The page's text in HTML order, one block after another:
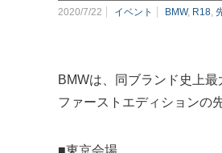
2020/7/22 イベント BMW, R18
BMWは、同ブランド史上
ファーストエディションの
■東京会場